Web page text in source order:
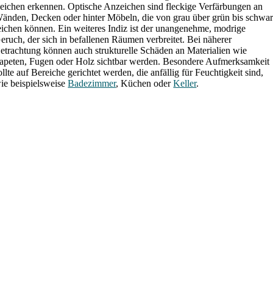
erkennen. Optische Anzeichen sind fleckige Verfärbungen an
Decken oder hinter Möbeln, die von grau über grün bis
können. Ein weiteres Indiz ist der unangenehme, modrige
der sich in befallenen Räumen verbreitet. Bei näherer
können auch strukturelle Schäden an Materialien wie
Fugen oder Holz sichtbar werden. Besondere Aufmerksamkeit
auf Bereiche gerichtet werden, die anfällig für Feuchtigkeit sind,
beispielsweiseBadezimmer, Küchen oderKeller.